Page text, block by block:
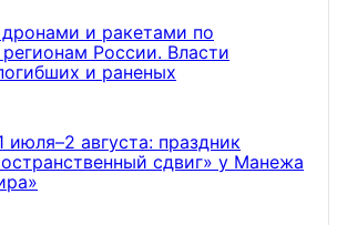
— «Самый
застройщик
области» 2026Группа Аквилон
победителей конкурса «Лучшая
Ленинградской области
«Самый
застройщик
области».
и ракетами по
России. Власти
и раненых
июля–2 августа: праздник
сдвиг» у Манежа